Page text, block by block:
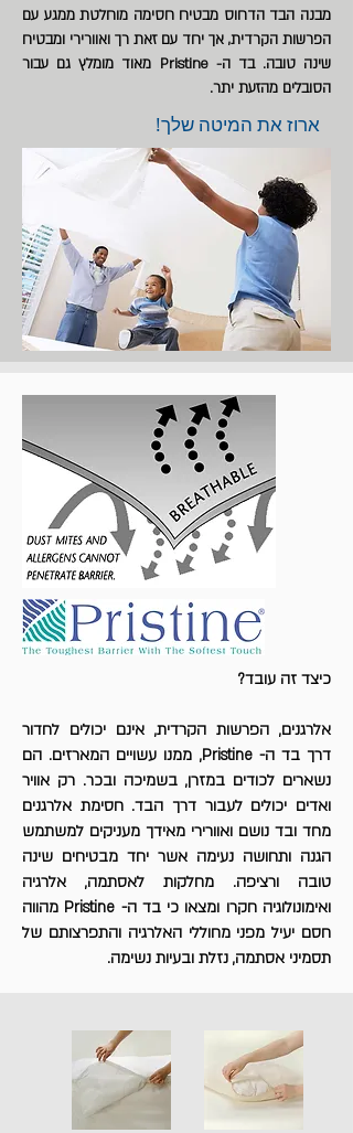
מבנה הבד הדחוס מבטיח חסימה מוחלטת ממגע עם
הפרשות הקרדית, אך יחד עם זאת רך ואוורירי ומבטיח
שינה טובה. בד ה- Pristine מאוד מומלץ גם עבור
הסובלים מהזעת יתר.
ארוז את המיטה שלך!
כיצד זה עובד?
אלרגנים, הפרשות הקרדית, אינם יכולים לחדור
דרך בד ה- Pristine, ממנו עשויים המארזים. הם
נשארים לכודים במזרן, בשמיכה ובכר. רק אוויר
ואדים יכולים לעבור דרך הבד. חסימת אלרגנים
מחד ובד נושם ואוורירי מאידך מעניקים למשתמש
הגנה ותחושה נעימה אשר יחד מבטיחים שינה
טובה ורציפה. מחלקות לאסתמה, אלרגיה
ואימונולוגיה חקרו ומצאו כי בד ה- Pristine מהווה
חסם יעיל מפני מחוללי האלרגיה והתפרצותם של
תסמיני אסתמה, נזלת ובעיות נשימה.